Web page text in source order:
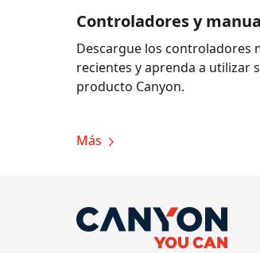
Controladores y
Descargue los controladores
recientes y aprenda a utilizar
producto Canyon.
Más